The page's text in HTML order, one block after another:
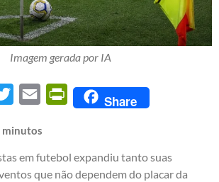
Imagem gerada por IA
Twitter Email PrintFriendly
Share
minutos
em futebol expandiu tanto suas
que não dependem do placar da